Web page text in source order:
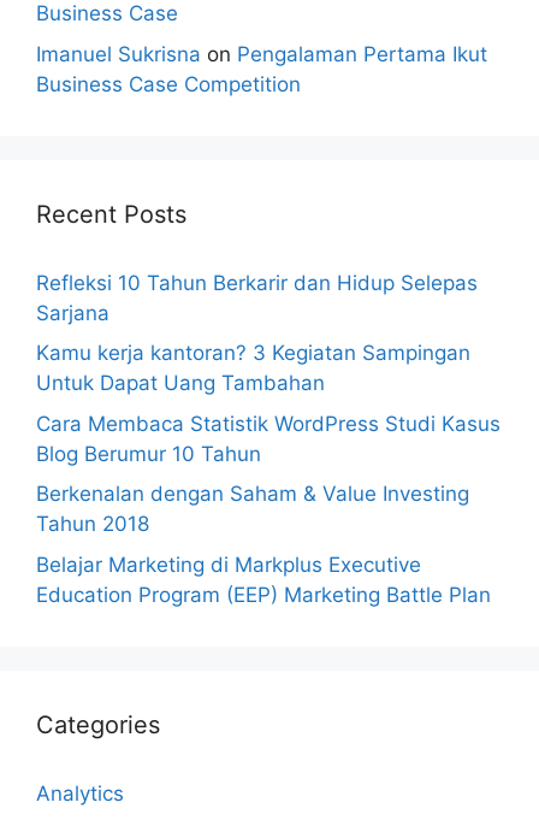
Business Case
Imanuel Sukrisna on Pengalaman Pertama Ikut
Business Case Competition
Recent Posts
Refleksi 10 Tahun Berkarir dan Hidup Selepas
Sarjana
Kamu kerja kantoran? 3 Kegiatan Sampingan
Untuk Dapat Uang Tambahan
Cara Membaca Statistik WordPress Studi Kasus
Blog Berumur 10 Tahun
Berkenalan dengan Saham & Value Investing
Tahun 2018
Belajar Marketing di Markplus Executive
Education Program (EEP) Marketing Battle Plan
Categories
Analytics